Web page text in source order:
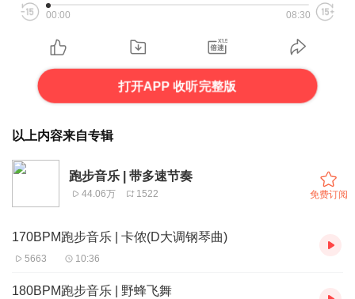
00:00 08:30
打开APP 收听完整版
以上内容来自专辑
跑步音乐 | 带多速节奏
44.06万 1522 免费订阅
170BPM跑步音乐 | 卡侬(D大调钢琴曲)
5663 10:36
180BPM跑步音乐 | 野蜂飞舞